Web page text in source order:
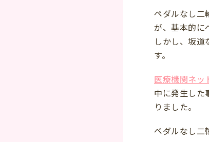
ペダルなし二
が、基本的に
しかし、坂
す。
医療機関ネッ
中に発生した
りました。
ペダルなし二